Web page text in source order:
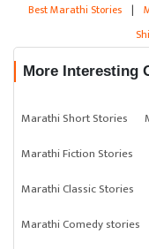
Best Marathi Stories |
More Interesting
Marathi Short Stories
Marathi Fiction Stories
Marathi Classic Stories
Marathi Comedy stories